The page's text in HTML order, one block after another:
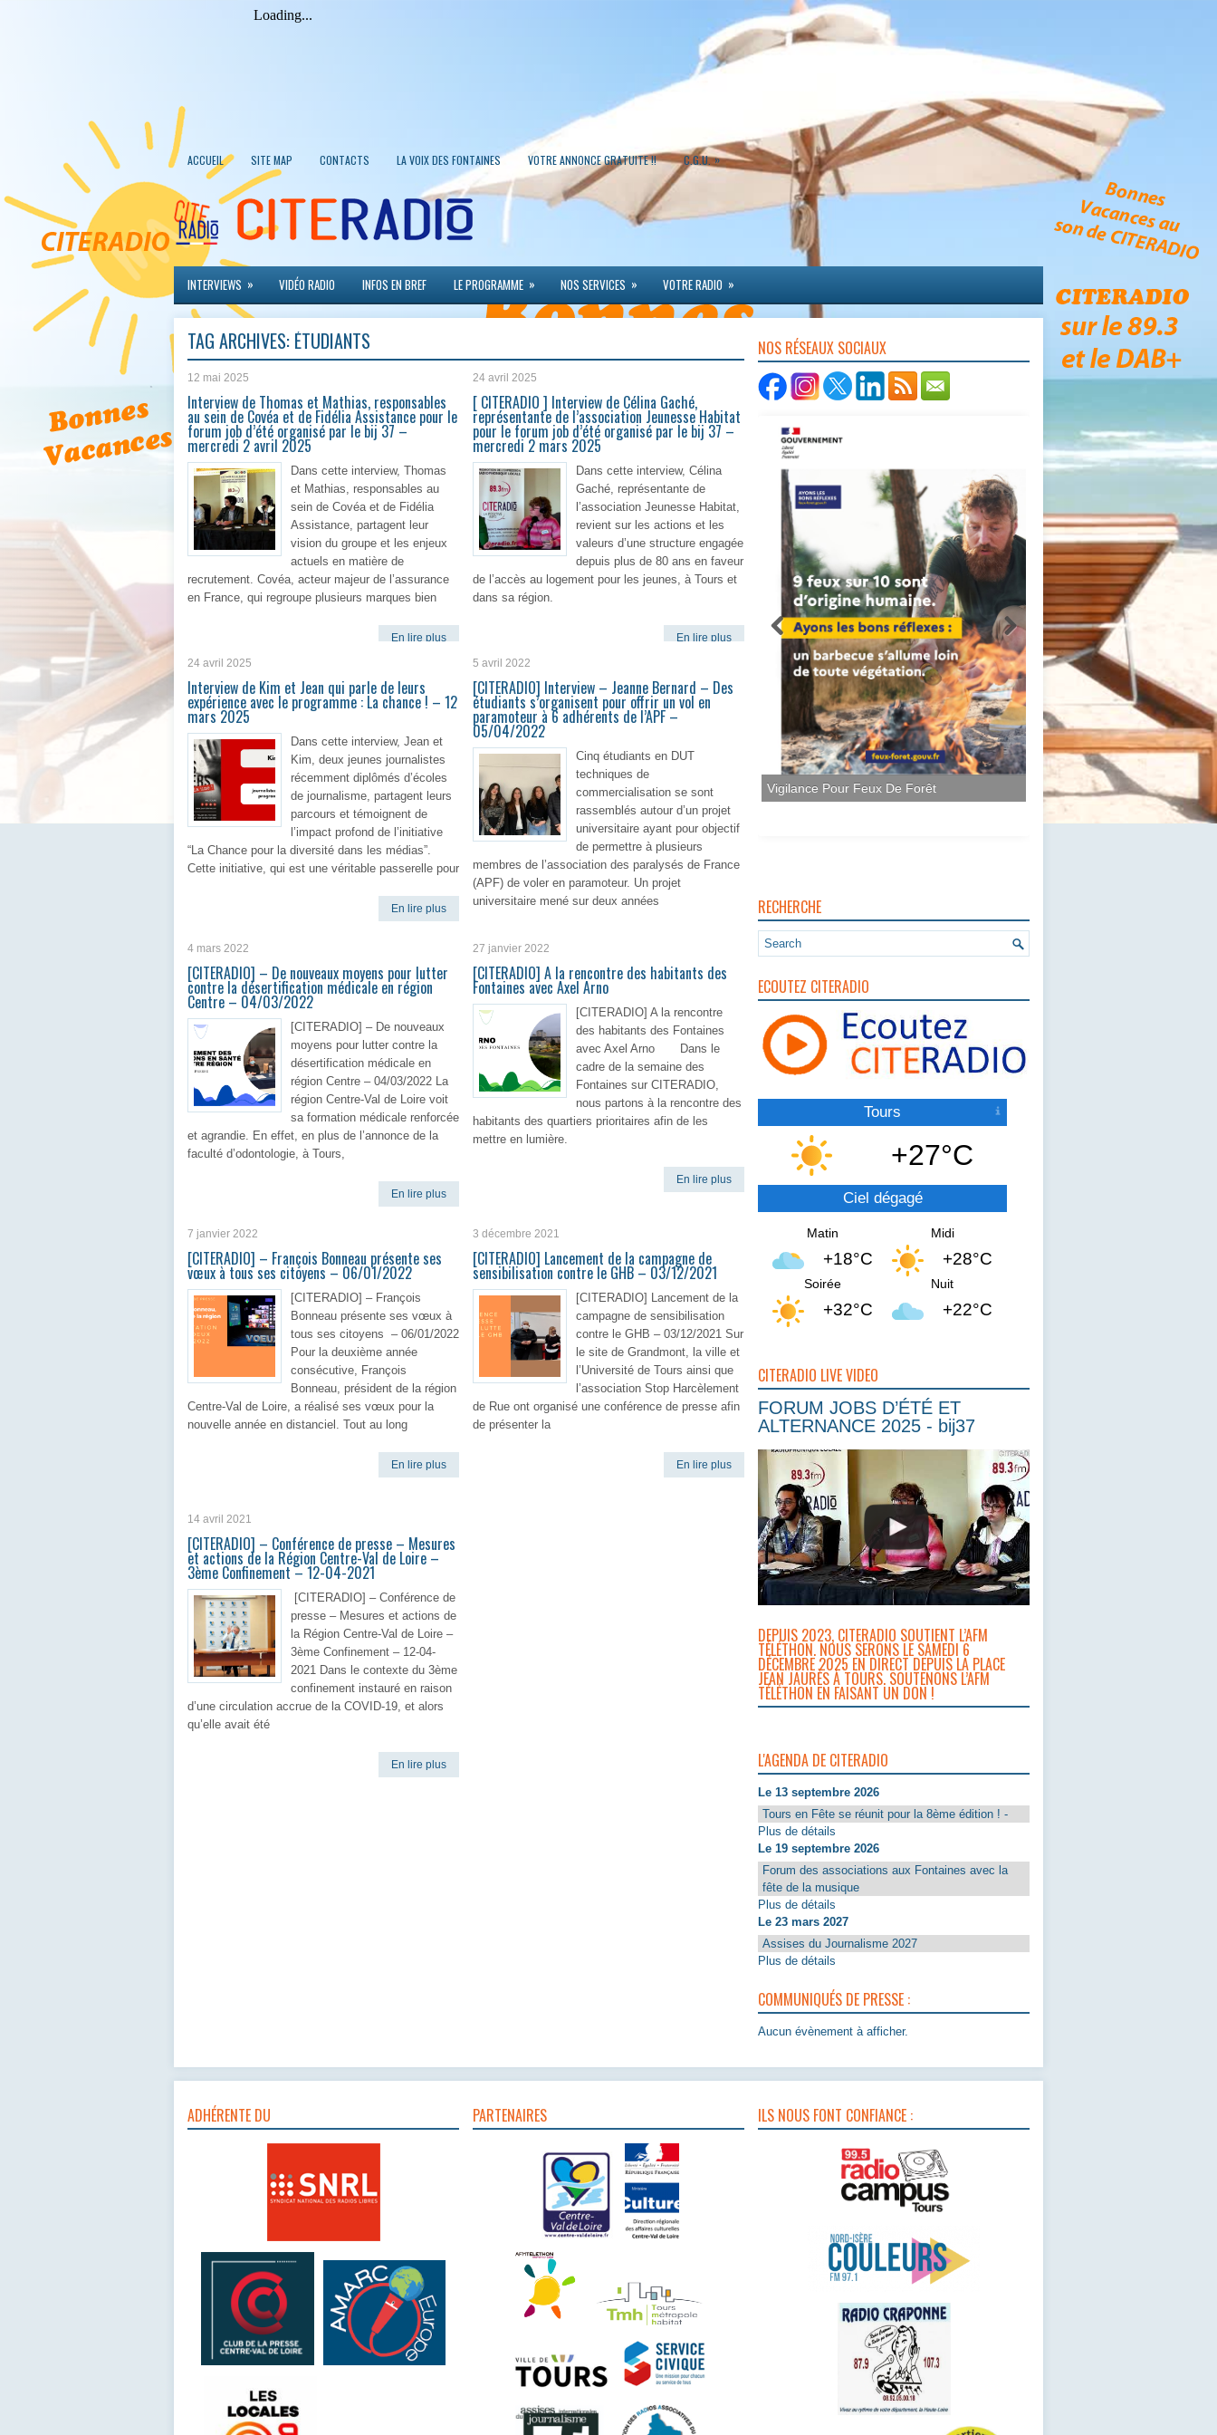
ACCUEIL SITE MAP CONTACTS LA VOIX DES FONTAINES VOTRE ANNONCE GRATUITE !! C.G.U. »
INTERVIEWS » VIDÉO RADIO INFOS EN BREF LE PROGRAMME » NOS SERVICES » VOTRE RADIO »
TAG ARCHIVES: ÉTUDIANTS
12 mai 2025
Interview de Thomas et Mathias, responsables
au sein de Covéa et de Fidélia Assistance pour le
forum job d’été organisé par le bij 37 –
mercredi 2 avril 2025
Dans cette interview, Thomas
et Mathias, responsables au
sein de Covéa et de Fidélia
Assistance, partagent leur
vision du groupe et les enjeux
actuels en matière de
recrutement. Covéa, acteur majeur de l’assurance
en France, qui regroupe plusieurs marques bien
En lire plus
24 avril 2025
[ CITERADIO ] Interview de Célina Gaché,
représentante de l’association Jeunesse Habitat
pour le forum job d’été organisé par le bij 37 –
mercredi 2 mars 2025
Dans cette interview, Célina
Gaché, représentante de
l’association Jeunesse Habitat,
revient sur les actions et les
valeurs d’une structure engagée
depuis plus de 80 ans en faveur
de l’accès au logement pour les jeunes, à Tours et
dans sa région.
En lire plus
24 avril 2025
Interview de Kim et Jean qui parle de leurs
expérience avec le programme : La chance ! – 12
mars 2025
Dans cette interview, Jean et
Kim, deux jeunes journalistes
récemment diplômés d’écoles
de journalisme, partagent leurs
parcours et témoignent de
l’impact profond de l’initiative
“La Chance pour la diversité dans les médias”.
Cette initiative, qui est une véritable passerelle pour
En lire plus
5 avril 2022
[CITERADIO] Interview – Jeanne Bernard – Des
étudiants s’organisent pour offrir un vol en
paramoteur à 6 adhérents de l’APF –
05/04/2022
Cinq étudiants en DUT
techniques de
commercialisation se sont
rassemblés autour d’un projet
universitaire ayant pour objectif
de permettre à plusieurs
membres de l’association des paralysés de France
(APF) de voler en paramoteur. Un projet
universitaire mené sur deux années
4 mars 2022
[CITERADIO] – De nouveaux moyens pour lutter
contre la désertification médicale en région
Centre – 04/03/2022
[CITERADIO] – De nouveaux
moyens pour lutter contre la
désertification médicale en
région Centre – 04/03/2022 La
région Centre-Val de Loire voit
sa formation médicale renforcée
et agrandie. En effet, en plus de l’annonce de la
faculté d’odontologie, à Tours,
En lire plus
27 janvier 2022
[CITERADIO] A la rencontre des habitants des
Fontaines avec Axel Arno
[CITERADIO] A la rencontre
des habitants des Fontaines
avec Axel Arno Dans le
cadre de la semaine des
Fontaines sur CITERADIO,
nous partons à la rencontre des
habitants des quartiers prioritaires afin de les
mettre en lumière.
En lire plus
7 janvier 2022
[CITERADIO] – François Bonneau présente ses
vœux à tous ses citoyens – 06/01/2022
[CITERADIO] – François
Bonneau présente ses vœux à
tous ses citoyens – 06/01/2022
Pour la deuxième année
consécutive, François
Bonneau, président de la région
Centre-Val de Loire, a réalisé ses vœux pour la
nouvelle année en distanciel. Tout au long
En lire plus
3 décembre 2021
[CITERADIO] Lancement de la campagne de
sensibilisation contre le GHB – 03/12/2021
[CITERADIO] Lancement de la
campagne de sensibilisation
contre le GHB – 03/12/2021 Sur
le site de Grandmont, la ville et
l’Université de Tours ainsi que
l’association Stop Harcèlement
de Rue ont organisé une conférence de presse afin
de présenter la
En lire plus
14 avril 2021
[CITERADIO] – Conférence de presse – Mesures
et actions de la Région Centre-Val de Loire –
3ème Confinement – 12-04-2021
[CITERADIO] – Conférence de
presse – Mesures et actions de
la Région Centre-Val de Loire –
3ème Confinement – 12-04-
2021 Dans le contexte du 3ème
confinement instauré en raison
d’une circulation accrue de la COVID-19, et alors
qu’elle avait été
En lire plus
NOS RÉSEAUX SOCIAUX
Vigilance Pour Feux De Forêt
RECHERCHE
ECOUTEZ CITERADIO
Tours
+27°C
Ciel dégagé
Matin
+18°C
Midi
+28°C
Soirée
+32°C
Nuit
+22°C
CITERADIO LIVE VIDEO
FORUM JOBS D’ÉTÉ ET
ALTERNANCE 2025 - bij37
DEPUIS 2023, CITERADIO SOUTIENT L’AFM
TÉLÉTHON. NOUS SERONS LE SAMEDI 6
DÉCEMBRE 2025 EN DIRECT DEPUIS LA PLACE
JEAN JAURÈS À TOURS. SOUTENONS L’AFM
TÉLÉTHON EN FAISANT UN DON !
L'AGENDA DE CITERADIO
Le 13 septembre 2026
Tours en Fête se réunit pour la 8ème édition ! -
Plus de détails
Le 19 septembre 2026
Forum des associations aux Fontaines avec la
fête de la musique
Plus de détails
Le 23 mars 2027
Assises du Journalisme 2027
Plus de détails
COMMUNIQUÉS DE PRESSE :
Aucun évènement à afficher.
ADHÉRENTE DU PARTENAIRES ILS NOUS FONT CONFIANCE :